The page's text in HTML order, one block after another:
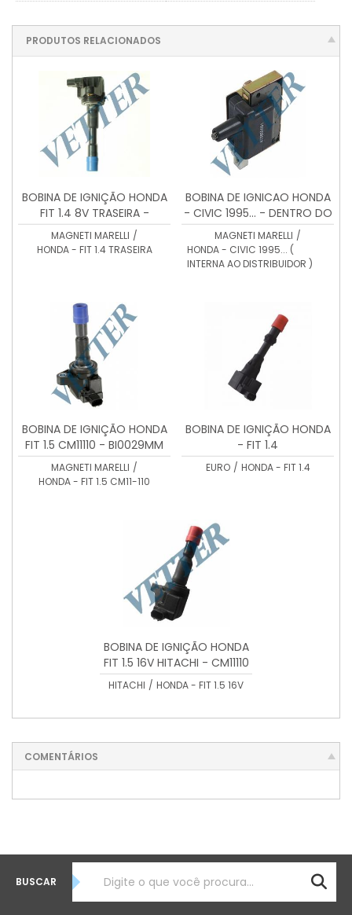
PRODUTOS RELACIONADOS
BOBINA DE IGNIÇÃO HONDA
FIT 1.4 8V TRASEIRA -
BI0027MM
MAGNETI MARELLI /
HONDA - FIT 1.4 TRASEIRA
BOBINA DE IGNICAO HONDA
- CIVIC 1995... - DENTRO DO
DISTRIBUIDOR - BI0033MM
MAGNETI MARELLI /
HONDA - CIVIC 1995... (
INTERNA AO DISTRIBUIDOR )
BOBINA DE IGNIÇÃO HONDA
FIT 1.5 CM11110 - BI0029MM
MAGNETI MARELLI /
HONDA - FIT 1.5 CM11-110
BOBINA DE IGNIÇÃO HONDA
- FIT 1.4
EURO / HONDA - FIT 1.4
BOBINA DE IGNIÇÃO HONDA
FIT 1.5 16V HITACHI - CM11110
HITACHI / HONDA - FIT 1.5 16V
COMENTÁRIOS
BUSCAR